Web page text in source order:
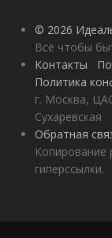
© 2026
Всё чтобы
Контакты
Политика
г. Москва,
Сухаревская
Обратная
Копирование
гиперссылки.